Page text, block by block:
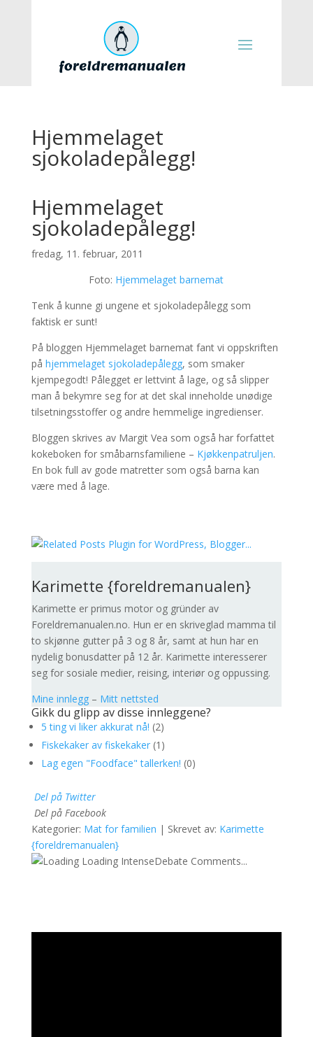
Hjemmelaget
sjokoladepålegg!
Hjemmelaget
sjokoladepålegg!
fredag, 11. februar, 2011
Foto: Hjemmelaget barnemat
Tenk å kunne gi ungene et sjokoladepålegg som
faktisk er sunt!
På bloggen Hjemmelaget barnemat fant vi oppskriften
på hjemmelaget sjokoladepålegg, som smaker
kjempegodt! Pålegget er lettvint å lage, og så slipper
man å bekymre seg for at det skal inneholde unødige
tilsetningsstoffer og andre hemmelige ingredienser.
Bloggen skrives av Margit Vea som også har forfattet
kokeboken for småbarnsfamiliene – Kjøkkenpatruljen.
En bok full av gode matretter som også barna kan
være med å lage.
Karimette {foreldremanualen}
Karimette er primus motor og gründer av
Foreldremanualen.no. Hun er en skriveglad mamma til
to skjønne gutter på 3 og 8 år, samt at hun har en
nydelig bonusdatter på 12 år. Karimette interesserer
seg for sosiale medier, reising, interiør og oppussing.
Mine innlegg– Mitt nettsted
Gikk du glipp av disse innleggene?
5 ting vi liker akkurat nå! (2)
Fiskekaker av fiskekaker(1)
Lag egen "Foodface" tallerken! (0)
Del på Twitter
Del på Facebook
Kategorier: Mat for familien | Skrevet av: Karimette
{foreldremanualen}
Loading IntenseDebate Comments...